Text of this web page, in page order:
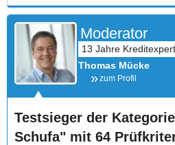
Moderator
Thomas Mücke
zum Profil
Testsieger der
Schufa" mit 64